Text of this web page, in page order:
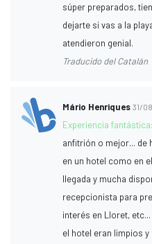
súper preparados,
dejarte si vas a la
atendieron genial.
Traducido del Catalán
Mário Henriques 31/
Experiencia fantástica:
anfitrión o mejor... de
en un hotel como en
llegada y mucha
recepcionista para
interés en Lloret,
el hotel eran limpios y